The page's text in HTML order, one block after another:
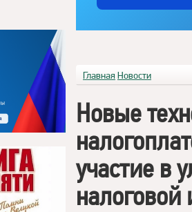
Главная Новости
Новые
участие в
налоговой